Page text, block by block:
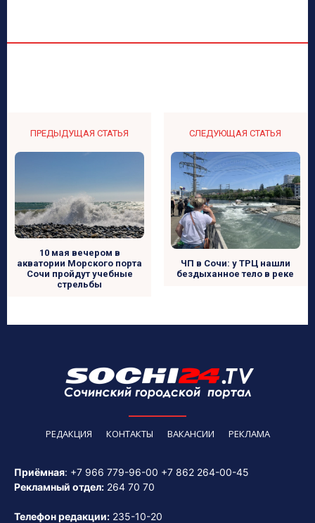
ПРЕДЫДУЩАЯ СТАТЬЯ
10 мая вечером в
акватории Морского порта
Сочи пройдут учебные
стрельбы
СЛЕДУЮЩАЯ СТАТЬЯ
ЧП в Сочи: у ТРЦ нашли
бездыханное тело в реке
РЕДАКЦИЯ КОНТАКТЫ ВАКАНСИИ РЕКЛАМА
Приёмная: +7 966 779-96-00 +7 862 264-00-45
Рекламный отдел: 264 70 70
Телефон редакции: 235-10-20